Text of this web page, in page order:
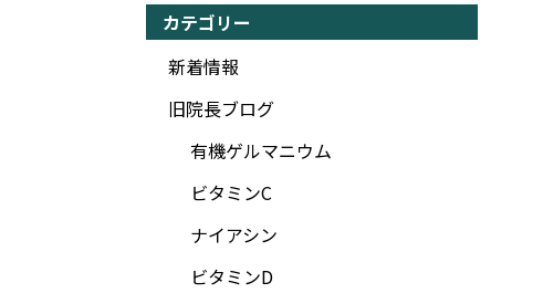
カテゴリー
新着情報
旧院長ブログ
有機ゲルマニウム
ビタミンC
ナイアシン
ビタミンD